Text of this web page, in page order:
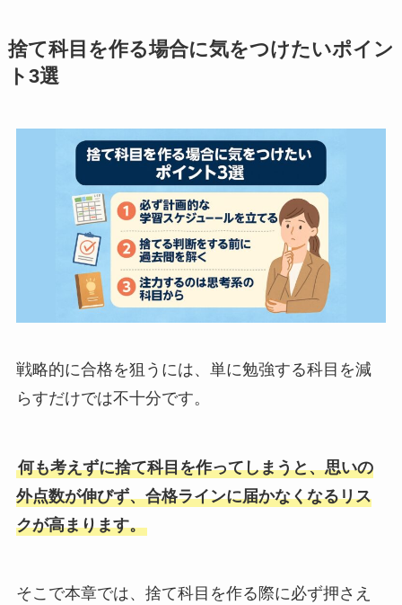
捨て科目を作る場合に気をつけたいポイン
ト3選
戦略的に合格を狙うには、単に勉強する科目を減
らすだけでは不十分です。
何も考えずに捨て科目を作ってしまうと、思いの
外点数が伸びず、合格ラインに届かなくなるリス
クが高まります。
そこで本章では、捨て科目を作る際に必ず押さえ